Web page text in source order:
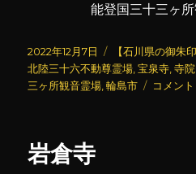
能登国三十三ヶ
投
稿
日:
2022年12月7日
カ
テ
ゴ
【石川県の御朱印
北陸三十六不動尊霊場 ,宝泉寺 ,寺院
三ヶ所観音霊場 ,輪島市
宝
コメント
岩倉寺